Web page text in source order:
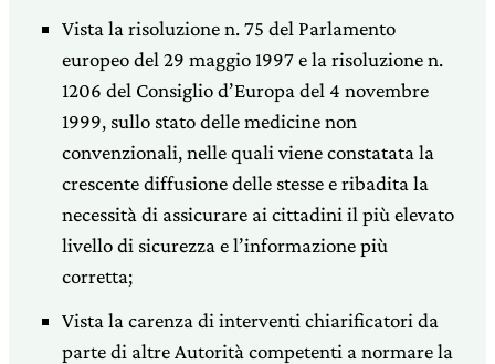
Vista la risoluzione n. 75 del Parlamento
europeo del 29 maggio 1997 e la risoluzione n.
1206 del Consiglio d’Europa del 4 novembre
1999, sullo stato delle medicine non
convenzionali, nelle quali viene constatata la
crescente diffusione delle stesse e ribadita la
necessità di assicurare ai cittadini il più elevato
livello di sicurezza e l’informazione più
corretta;
Vista la carenza di interventi chiarificatori da
parte di altre Autorità competenti a normare la